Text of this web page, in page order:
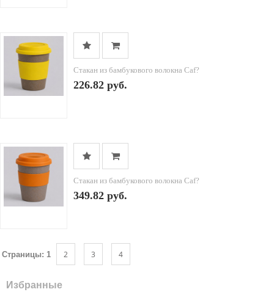
Стакан из бамбукового волокна Caf?
226.82 руб.
Стакан из бамбукового волокна Caf?
349.82 руб.
Страницы: 1 2 3 4
Избранные